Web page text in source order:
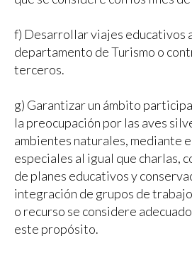
f) Desarrollar viajes educativos
departamento de Turismo o
terceros.
g) Garantizar un ámbito
la preocupación por las aves
ambientes naturales, mediante
especiales al igual que charlas,
de planes educativos y
integración de grupos de
o recurso se considere
este propósito.